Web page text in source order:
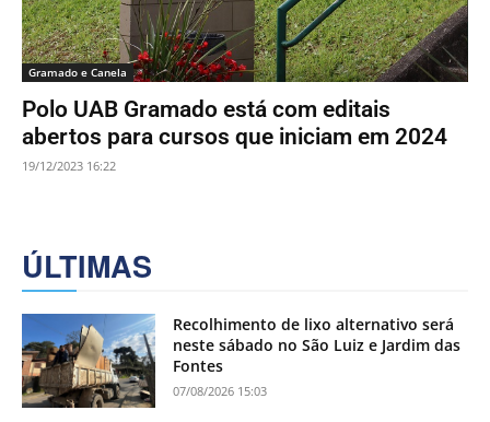
Gramado e Canela
Polo UAB Gramado está com editais
abertos para cursos que iniciam em 2024
19/12/2023 16:22
ÚLTIMAS
Recolhimento de lixo alternativo será
neste sábado no São Luiz e Jardim das
Fontes
07/08/2026 15:03